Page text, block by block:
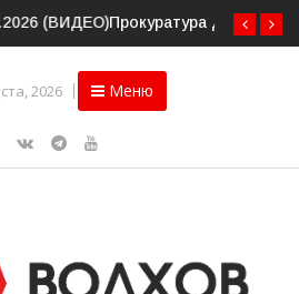
организацию
в Волховском районе
2026